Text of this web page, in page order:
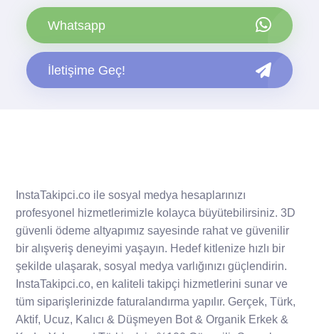
Whatsapp
İletişime Geç!
InstaTakipci.co ile sosyal medya hesaplarınızı
profesyonel hizmetlerimizle kolayca büyütebilirsiniz. 3D
güvenli ödeme altyapımız sayesinde rahat ve güvenilir
bir alışveriş deneyimi yaşayın. Hedef kitlenize hızlı bir
şekilde ulaşarak, sosyal medya varlığınızı güçlendirin.
InstaTakipci.co, en kaliteli takipçi hizmetlerini sunar ve
tüm siparişlerinizde faturalandırma yapılır. Gerçek, Türk,
Aktif, Ucuz, Kalıcı & Düşmeyen Bot & Organik Erkek &